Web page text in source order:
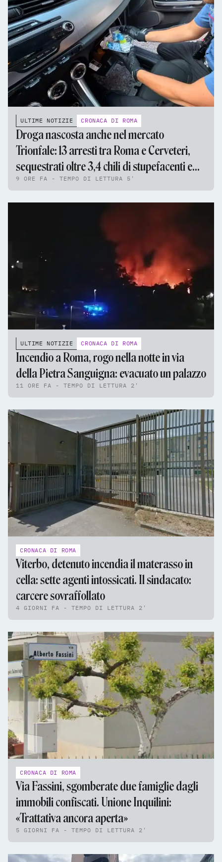
ULTIME NOTIZIE CRONACA DI ROMA
Droga nascosta anche nel mercato
Trionfale: 13 arresti tra Roma e Cerveteri,
sequestrati oltre 3,4 chili di stupefacenti e
95mila euro
9 ORE FA - TEMPO DI LETTURA 5'
ULTIME NOTIZIE CRONACA DI ROMA
Incendio a Roma, rogo nella notte in via
della Pietra Sanguigna: evacuato un palazzo
11 ORE FA - TEMPO DI LETTURA 2'
CRONACA DI ROMA
Viterbo, detenuto incendia il materasso in
cella: sette agenti intossicati. Il sindacato:
carcere sovraffollato
4 GIORNI FA - TEMPO DI LETTURA 2'
CRONACA DI ROMA
Via Fassini, sgomberate due famiglie dagli
immobili confiscati. Unione Inquilini:
«Trattativa ancora aperta»
5 GIORNI FA - TEMPO DI LETTURA 2'